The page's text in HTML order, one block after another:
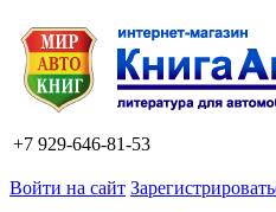
+7 929-646-81-53
Войти на сайт